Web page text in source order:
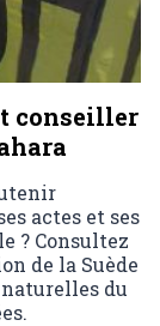
conseiller
actes et ses
? Consultez
de la Suède
du